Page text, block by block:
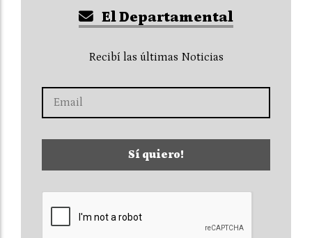
El Departamental
Recibí las últimas Noticias
Sí quiero!